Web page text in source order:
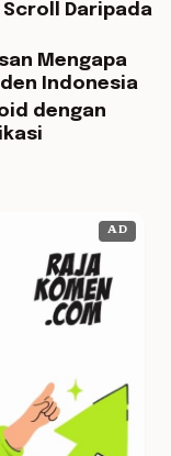
Scroll Daripada
Mengapa
Indonesia
dengan
AD